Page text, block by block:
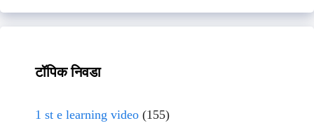
टॉपिक निवडा
1 st e learning video (155)